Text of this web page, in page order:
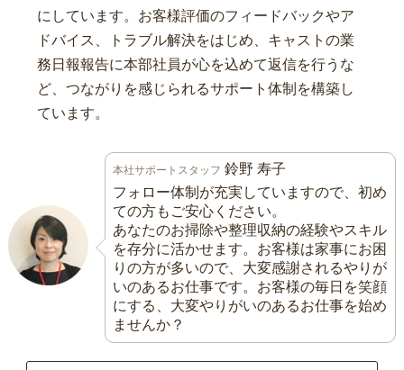
にしています。お客様評価のフィードバックやア
ドバイス、トラブル解決をはじめ、キャストの業
務日報報告に本部社員が心を込めて返信を行うな
ど、つながりを感じられるサポート体制を構築し
ています。
本社サポートスタッフ 鈴野 寿子
フォロー体制が充実していますので、初め
ての方もご安心ください。
あなたのお掃除や整理収納の経験やスキル
を存分に活かせます。お客様は家事にお困
りの方が多いので、大変感謝されるやりが
いのあるお仕事です。お客様の毎日を笑顔
にする、大変やりがいのあるお仕事を始め
ませんか？